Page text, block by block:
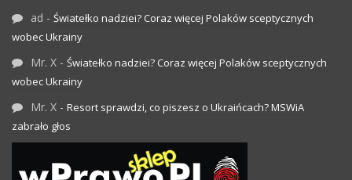
ad - Światełko nadziei? Coraz więcej Polaków sceptycznych
wobec Ukrainy
Mr. X - Światełko nadziei? Coraz więcej Polaków sceptycznych
wobec Ukrainy
Mr. X - Resort sprawdzi, co piszesz o Ukraińcach? MSWiA
zabrało głos